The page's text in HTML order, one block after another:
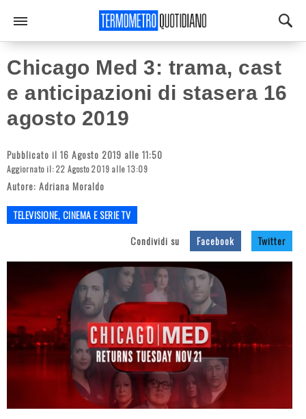
Chicago Med 3: trama, cast
e anticipazioni di stasera 16
agosto 2019
Pubblicato il 16 Agosto 2019 alle 11:50
Aggiornato il: 22 Agosto 2019 alle 13:09
Autore: Adriana Moraldo
TELEVISIONE, CINEMA E SERIE TV
Condividi su
Facebook Twitter